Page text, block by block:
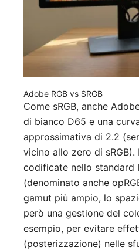
Adobe RGB vs SRGB
Come sRGB, anche
di bianco D65 e una
approssimativa di 2.2
vicino allo zero di
codificate nello standard
(denominato anche
gamut più ampio, lo
però una gestione del
esempio, per evitare
(posterizzazione) nelle